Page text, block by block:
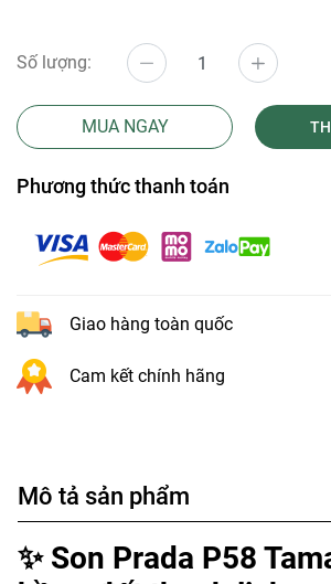
Số lượng:
MUA NGAY
Phương thức thanh toán
Giao hàng toàn quốc
Cam kết chính hãng
Mô tả sản phẩm
✨ Son Prada P58